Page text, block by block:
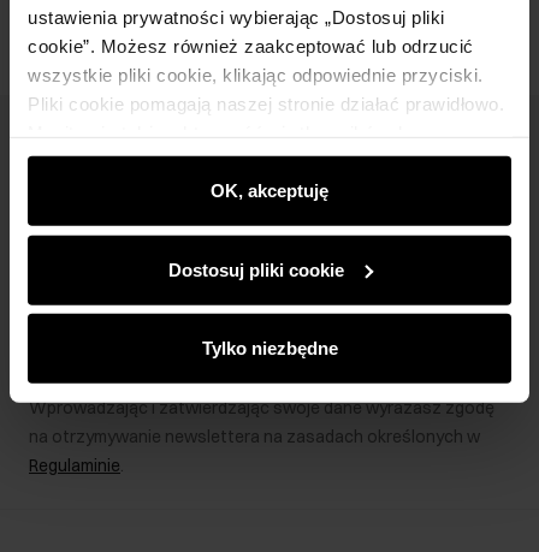
ustawienia prywatności wybierając „Dostosuj pliki
cookie”. Możesz również zaakceptować lub odrzucić
wszystkie pliki cookie, klikając odpowiednie przyciski.
Pliki cookie pomagają naszej stronie działać prawidłowo.
wyświetlać im dopasowane do ich preferencji treści,
rekomendacje oraz komunikaty reklamowe informujące o
najnowszych promocjach w e-sklepie. Informacje o tym,
partnerom społecznościowym, reklamowym i
analitycznym. Partnerzy mogą połączyć te informacje z
podczas korzystania z ich usług.
OK, akceptuję
Dostosuj pliki cookie
Tylko niezbędne
Newsletter
Bądź na bieżąco z nowościami i promocjami!
Zapisz się
Wprowadzając i zatwierdzając swoje dane wyrażasz zgodę
na otrzymywanie newslettera na zasadach określonych w
Regulaminie.